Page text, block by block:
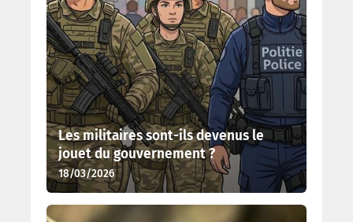
Les militaires sont-ils devenus le
jouet du gouvernement ?
18/03/2026